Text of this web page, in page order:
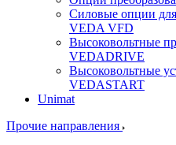
Силовые опции для
VEDA VFD
Высоковольтные
VEDADRIVE
Высоковольтные
VEDASTART
Unimat
Прочие направления